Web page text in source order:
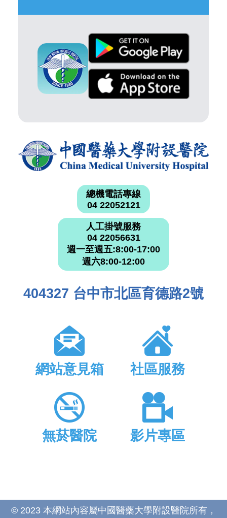
總機電話專線
04 22052121
人工掛號服務
04 22056631
週一至週五:8:00-17:00
週六8:00-12:00
404327 台中市北區育德路2號
網站意見箱 社區服務
無菸醫院 影片專區
© 2023 本網站內容屬中國醫藥大學附設醫院所有，